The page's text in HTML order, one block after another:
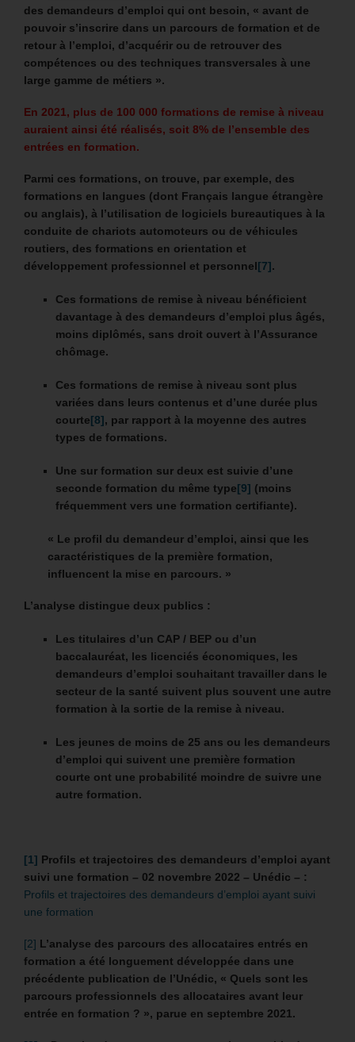
des demandeurs d’emploi qui ont besoin, « avant de
pouvoir s’inscrire dans un parcours de formation et de
retour à l’emploi, d’acquérir ou de retrouver des
compétences ou des techniques transversales à une
large gamme de métiers ».
En 2021, plus de 100 000 formations de remise à niveau
auraient ainsi été réalisés, soit 8% de l’ensemble des
entrées en formation.
Parmi ces formations, on trouve, par exemple, des
formations en langues (dont Français langue étrangère
ou anglais), à l’utilisation de logiciels bureautiques à la
conduite de chariots automoteurs ou de véhicules
routiers, des formations en orientation et
développement professionnel et personnel[7].
Ces formations de remise à niveau bénéficient
davantage à des demandeurs d’emploi plus âgés,
moins diplômés, sans droit ouvert à l’Assurance
chômage.
Ces formations de remise à niveau sont plus
variées dans leurs contenus et d’une durée plus
courte[8], par rapport à la moyenne des autres
types de formations.
Une sur formation sur deux est suivie d’une
seconde formation du même type[9] (moins
fréquemment vers une formation certifiante).
« Le profil du demandeur d’emploi, ainsi que les
caractéristiques de la première formation,
influencent la mise en parcours. »
L’analyse distingue deux publics :
Les titulaires d’un CAP / BEP ou d’un
baccalauréat, les licenciés économiques, les
demandeurs d’emploi souhaitant travailler dans le
secteur de la santé suivent plus souvent une autre
formation à la sortie de la remise à niveau.
Les jeunes de moins de 25 ans ou les demandeurs
d’emploi qui suivent une première formation
courte ont une probabilité moindre de suivre une
autre formation.
[1] Profils et trajectoires des demandeurs d’emploi ayant
suivi une formation – 02 novembre 2022 – Unédic – :
Profils et trajectoires des demandeurs d’emploi ayant suivi
une formation
[2] L’analyse des parcours des allocataires entrés en
formation a été longuement développée dans une
précédente publication de l’Unédic, « Quels sont les
parcours professionnels des allocataires avant leur
entrée en formation ? », parue en septembre 2021.